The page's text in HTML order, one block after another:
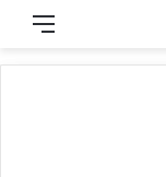
بحث عن